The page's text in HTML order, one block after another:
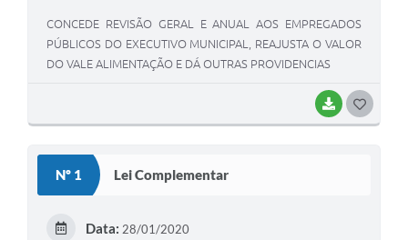
BAIXAR
CONCEDE REVISÃO GERAL E ANUAL AOS EMPREGADOS
PÚBLICOS DO EXECUTIVO MUNICIPAL, REAJUSTA O VALOR
DO VALE ALIMENTAÇÃO E DÁ OUTRAS PROVIDENCIAS
Nº 1 Lei Complementar
Data: 28/01/2020